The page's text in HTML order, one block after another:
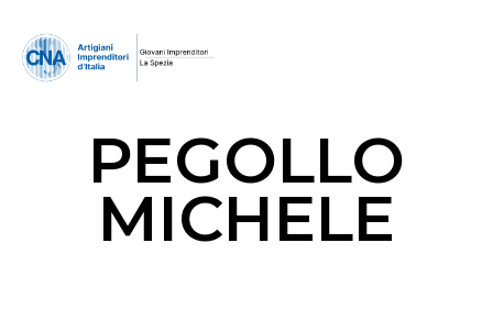
PEGOLLO
MICHELE